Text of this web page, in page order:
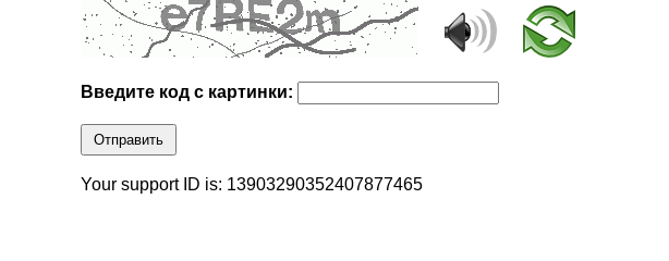
Введите код с картинки:
Отправить
Your support ID is: 13903290352407877465